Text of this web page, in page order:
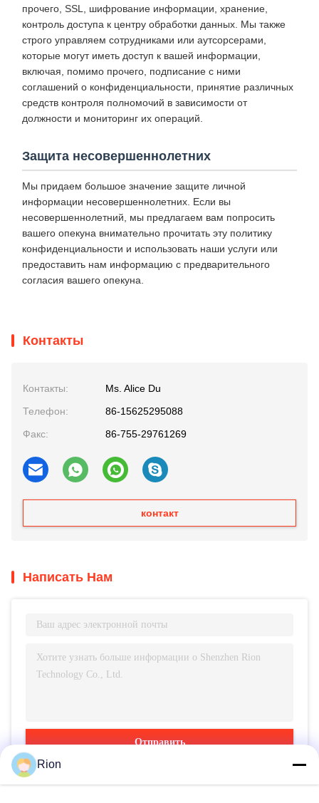
прочего, SSL, шифрование информации, хранение,
контроль доступа к центру обработки данных. Мы также
строго управляем сотрудниками или аутсорсерами,
которые могут иметь доступ к вашей информации,
включая, помимо прочего, подписание с ними
соглашений о конфиденциальности, принятие различных
средств контроля полномочий в зависимости от
должности и мониторинг их операций.
Защита несовершеннолетних
Мы придаем большое значение защите личной
информации несовершеннолетних. Если вы
несовершеннолетний, мы предлагаем вам попросить
вашего опекуна внимательно прочитать эту политику
конфиденциальности и использовать наши услуги или
предоставить нам информацию с предварительного
согласия вашего опекуна.
Контакты
Контакты:
Ms. Alice Du
Телефон:
86-15625295088
Факс:
86-755-29761269
контакт
Написать Нам
Отправить
Rion